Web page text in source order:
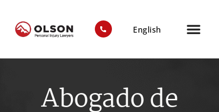
English
Abogado de